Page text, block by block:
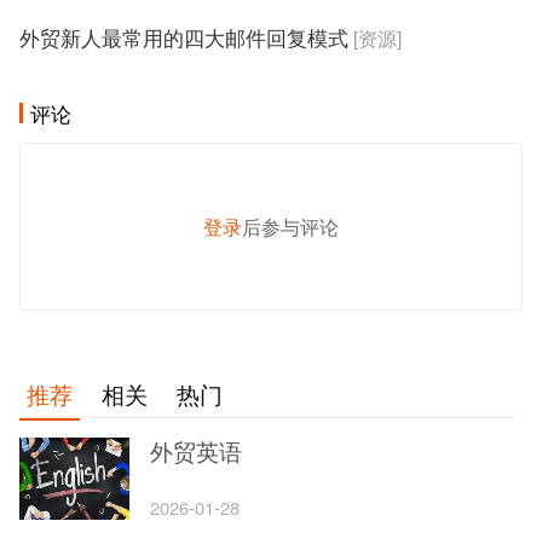
外贸新人最常用的四大邮件回复模式 [资源]
评论
登录后参与评论
推荐 相关
热门
外贸英语
2026-01-28